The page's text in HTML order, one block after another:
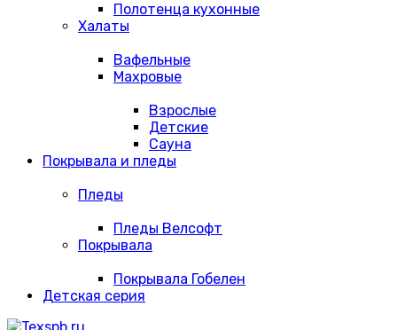
Полотенца кухонные
Халаты
Вафельные
Махровые
Взрослые
Детские
Сауна
Покрывала и пледы
Пледы
Пледы Велсофт
Покрывала
Покрывала Гобелен
Детская серия